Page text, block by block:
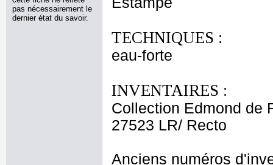
pas nécessairement le
dernier état du savoir.
TECHNIQUES :
eau-forte
INVENTAIRES :
Collection Edmond de
27523 LR/ Recto
Anciens numéros